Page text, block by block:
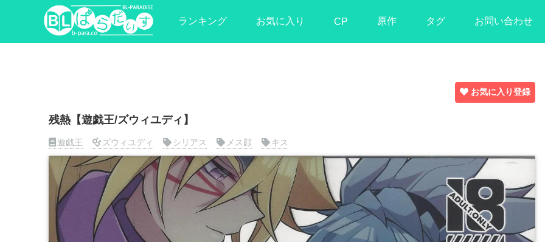
ランキング お気に入り CP 原作 タグ お問い合わせ
お気に入り登録
残熱【遊戯王/ズウィユディ】
遊戯王 ズウィユディ シリアス メス顔 キス